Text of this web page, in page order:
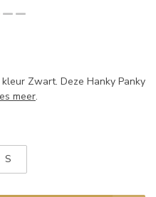
Zwart. Deze Hanky Panky
meer.
S